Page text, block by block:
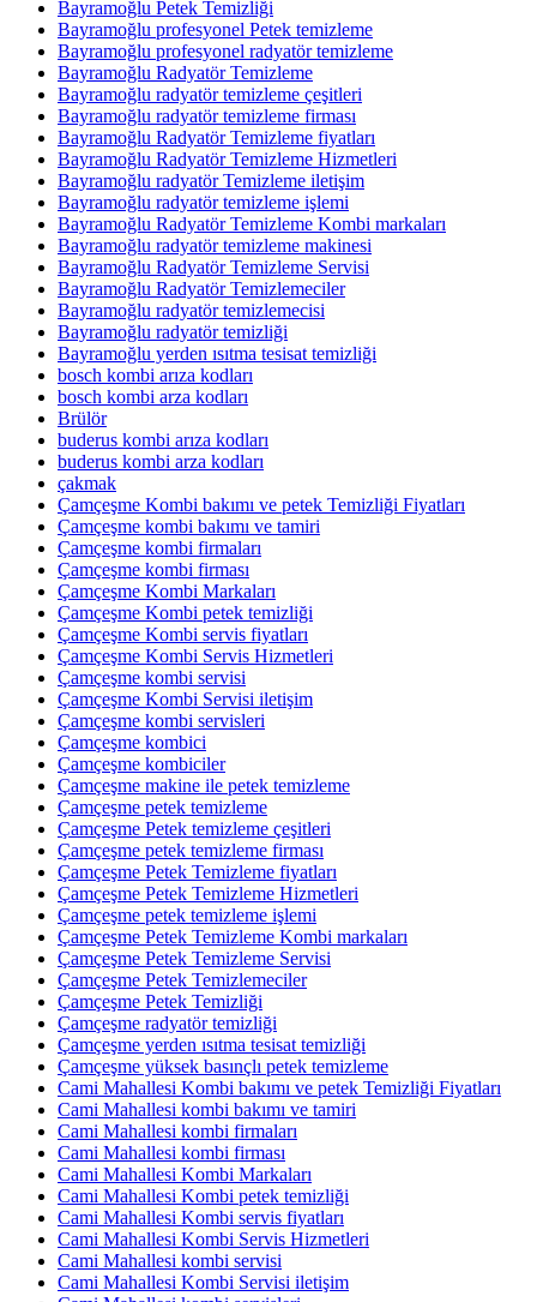
Bayramoğlu Petek Temizliği
Bayramoğlu profesyonel Petek temizleme
Bayramoğlu profesyonel radyatör temizleme
Bayramoğlu Radyatör Temizleme
Bayramoğlu radyatör temizleme çeşitleri
Bayramoğlu radyatör temizleme firması
Bayramoğlu Radyatör Temizleme fiyatları
Bayramoğlu Radyatör Temizleme Hizmetleri
Bayramoğlu radyatör Temizleme iletişim
Bayramoğlu radyatör temizleme işlemi
Bayramoğlu Radyatör Temizleme Kombi markaları
Bayramoğlu radyatör temizleme makinesi
Bayramoğlu Radyatör Temizleme Servisi
Bayramoğlu Radyatör Temizlemeciler
Bayramoğlu radyatör temizlemecisi
Bayramoğlu radyatör temizliği
Bayramoğlu yerden ısıtma tesisat temizliği
bosch kombi arıza kodları
bosch kombi arza kodları
Brülör
buderus kombi arıza kodları
buderus kombi arza kodları
çakmak
Çamçeşme Kombi bakımı ve petek Temizliği Fiyatları
Çamçeşme kombi bakımı ve tamiri
Çamçeşme kombi firmaları
Çamçeşme kombi firması
Çamçeşme Kombi Markaları
Çamçeşme Kombi petek temizliği
Çamçeşme Kombi servis fiyatları
Çamçeşme Kombi Servis Hizmetleri
Çamçeşme kombi servisi
Çamçeşme Kombi Servisi iletişim
Çamçeşme kombi servisleri
Çamçeşme kombici
Çamçeşme kombiciler
Çamçeşme makine ile petek temizleme
Çamçeşme petek temizleme
Çamçeşme Petek temizleme çeşitleri
Çamçeşme petek temizleme firması
Çamçeşme Petek Temizleme fiyatları
Çamçeşme Petek Temizleme Hizmetleri
Çamçeşme petek temizleme işlemi
Çamçeşme Petek Temizleme Kombi markaları
Çamçeşme Petek Temizleme Servisi
Çamçeşme Petek Temizlemeciler
Çamçeşme Petek Temizliği
Çamçeşme radyatör temizliği
Çamçeşme yerden ısıtma tesisat temizliği
Çamçeşme yüksek basınçlı petek temizleme
Cami Mahallesi Kombi bakımı ve petek Temizliği Fiyatları
Cami Mahallesi kombi bakımı ve tamiri
Cami Mahallesi kombi firmaları
Cami Mahallesi kombi firması
Cami Mahallesi Kombi Markaları
Cami Mahallesi Kombi petek temizliği
Cami Mahallesi Kombi servis fiyatları
Cami Mahallesi Kombi Servis Hizmetleri
Cami Mahallesi kombi servisi
Cami Mahallesi Kombi Servisi iletişim